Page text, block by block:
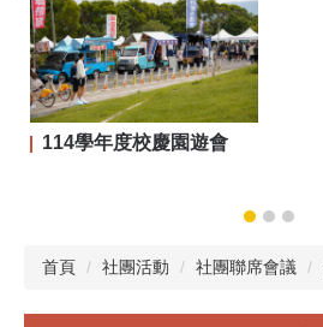
114學年度校慶園遊會
首頁 社團活動 社團聯席會議